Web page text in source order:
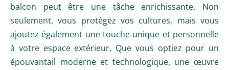
balcon peut être une tâche enrichissante. Non
seulement, vous protégez vos cultures, mais vous
ajoutez également une touche unique et personnelle
à votre espace extérieur. Que vous optiez pour un
épouvantail moderne et technologique, une œuvre